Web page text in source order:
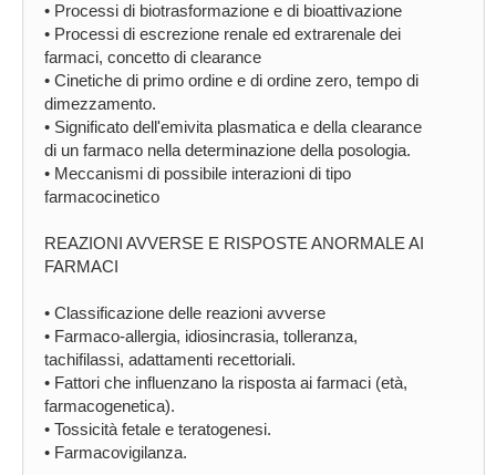
• Processi di biotrasformazione e di bioattivazione
• Processi di escrezione renale ed extrarenale dei
farmaci, concetto di clearance
• Cinetiche di primo ordine e di ordine zero, tempo di
dimezzamento.
• Significato dell'emivita plasmatica e della clearance
di un farmaco nella determinazione della posologia.
• Meccanismi di possibile interazioni di tipo
farmacocinetico
REAZIONI AVVERSE E RISPOSTE ANORMALE AI
FARMACI
• Classificazione delle reazioni avverse
• Farmaco-allergia, idiosincrasia, tolleranza,
tachifilassi, adattamenti recettoriali.
• Fattori che influenzano la risposta ai farmaci (età,
farmacogenetica).
• Tossicità fetale e teratogenesi.
• Farmacovigilanza.